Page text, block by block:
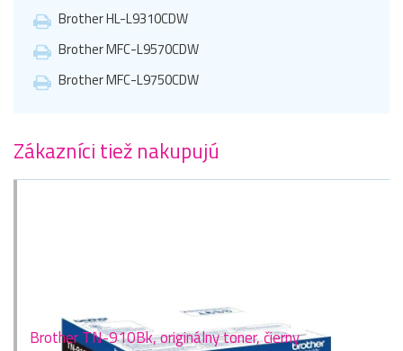
Brother HL-L9310CDW
Brother MFC-L9570CDW
Brother MFC-L9750CDW
Zákazníci tiež nakupujú
Brother TN-910Bk, originálny toner, čierny